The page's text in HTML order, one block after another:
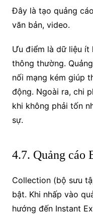
Đây là tạo quảng
văn bản, video.
Ưu điểm là dữ liệu ít
thông thường.
nối mạng kém giúp
động. Ngoài ra, chi
khi không phải tốn
sự.
4.7. Quảng cáo
Collection (bộ sưu
bật. Khi nhấp vào
hướng đến Instant